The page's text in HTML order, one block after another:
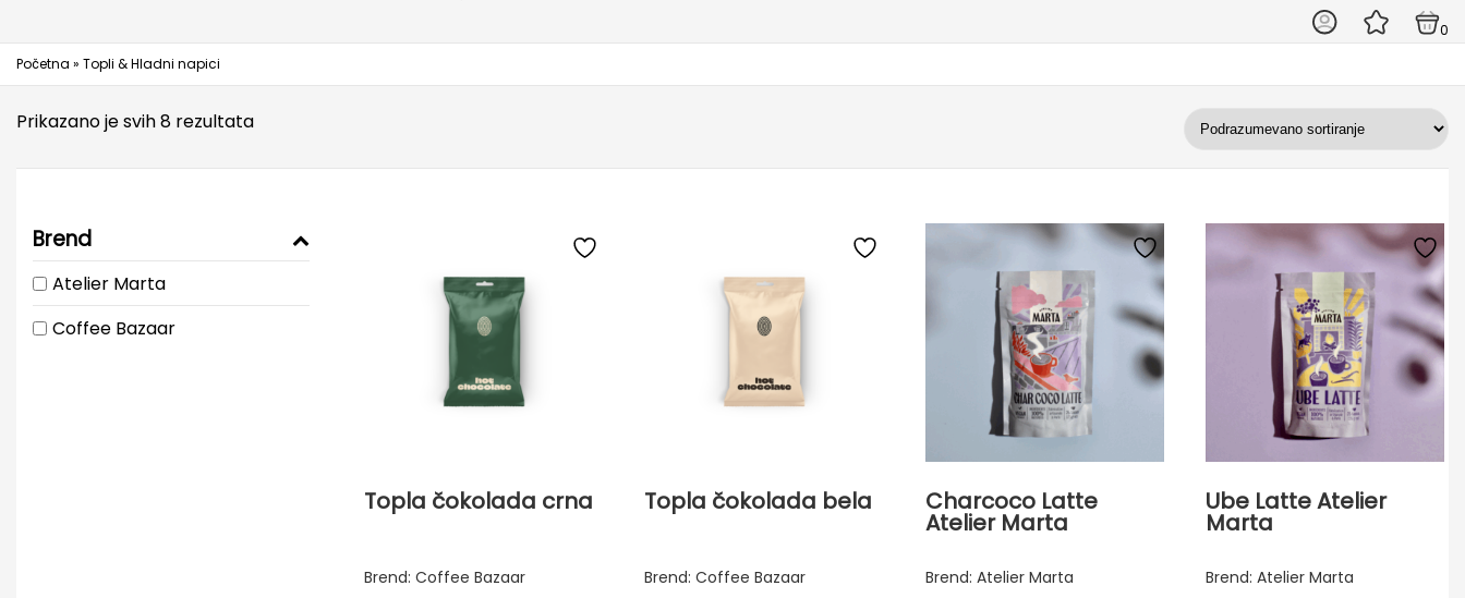
0
Početna » Topli & Hladni napici
Prikazano je svih 8 rezultata
Brend
Atelier Marta
Coffee Bazaar
Topla čokolada crna
Brend: Coffee Bazaar
Topla čokolada bela
Brend: Coffee Bazaar
Charcoco Latte
Atelier Marta
Brend: Atelier Marta
Ube Latte Atelier
Marta
Brend: Atelier Marta